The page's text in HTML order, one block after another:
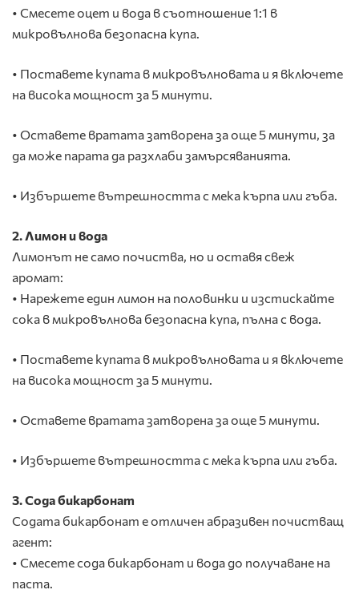
• Смесете оцет и вода в съотношение 1:1 в
микровълнова безопасна купа.
• Поставете купата в микровълновата и я включете
на висока мощност за 5 минути.
• Оставете вратата затворена за още 5 минути, за
да може парата да разхлаби замърсяванията.
• Избършете вътрешността с мека кърпа или гъба.
2. Лимон и вода
Лимонът не само почиства, но и оставя свеж
аромат:
• Нарежете един лимон на половинки и изстискайте
сока в микровълнова безопасна купа, пълна с вода.
• Поставете купата в микровълновата и я включете
на висока мощност за 5 минути.
• Оставете вратата затворена за още 5 минути.
• Избършете вътрешността с мека кърпа или гъба.
3. Сода бикарбонат
Содата бикарбонат е отличен абразивен почистващ
агент:
• Смесете сода бикарбонат и вода до получаване на
паста.